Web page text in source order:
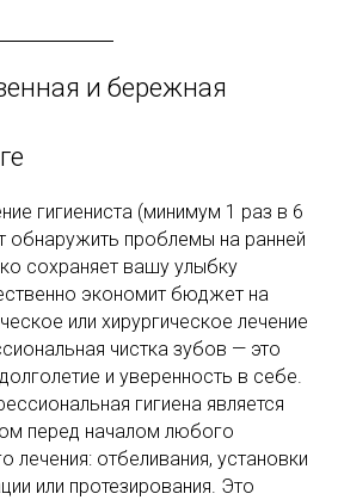
и бережная
гигиениста (минимум 1 раз в 6
обнаружить проблемы на ранней
сохраняет вашу улыбку
экономит бюджет на
или хирургическое лечение
чистка зубов — это
и уверенность в себе.
гигиена является
перед началом любого
лечения: отбеливания, установки
или протезирования. Это